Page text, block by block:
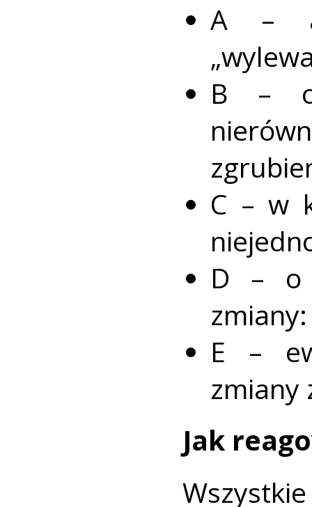
A –
B – o
C – w
D – o
E –
zmiany
Jak